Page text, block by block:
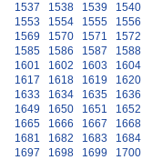
1537
1538 1539 1540
1553
1554 1555 1556
1569
1570 1571 1572
1585
1586 1587 1588
1601
1602 1603 1604
1617
1618 1619 1620
1633
1634 1635 1636
1649
1650 1651 1652
1665
1666 1667 1668
1681
1682 1683 1684
1697
1698 1699 1700